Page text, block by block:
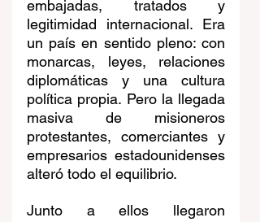
embajadas, tratados y
legitimidad internacional. Era
un país en sentido pleno: con
monarcas, leyes, relaciones
diplomáticas y una cultura
política propia. Pero la llegada
masiva de misioneros
protestantes, comerciantes y
empresarios estadounidenses
alteró todo el equilibrio.
Junto a ellos llegaron